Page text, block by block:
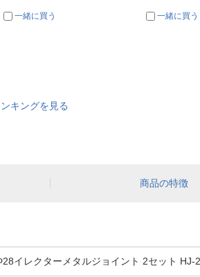
一緒に買う 一緒に買う
キングを見る
商品の特徴
イレクターメタルジョイント 2セット HJ-